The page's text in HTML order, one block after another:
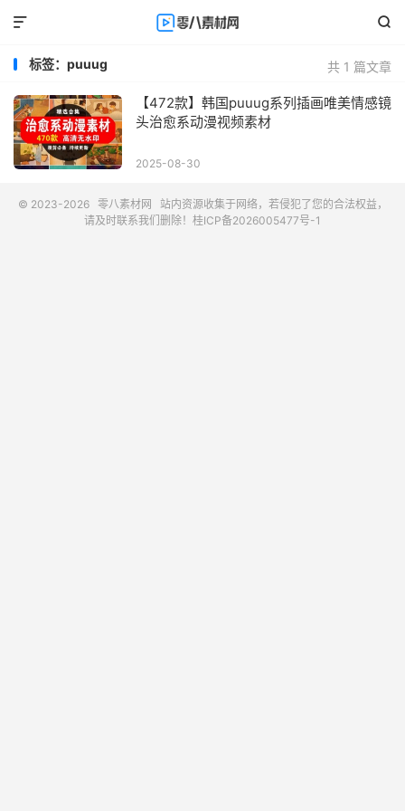


共 1 篇文章
标签：puuug
【472款】韩国puuug系列插画唯美情感镜
头治愈系动漫视频素材
2025-08-30
© 2023-2026 零八素材网 站内资源收集于网络，若侵犯了您的合法权益，
请及时联系我们删除！ 桂ICP备2026005477号-1